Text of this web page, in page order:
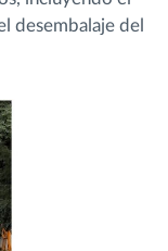
desembalaje del